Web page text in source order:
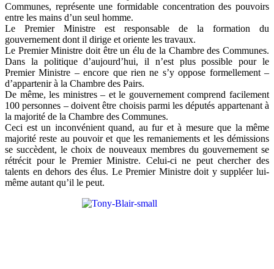
Communes, représente une formidable concentration des pouvoirs
entre les mains d’un seul homme.
Le Premier Ministre est responsable de la formation du
gouvernement dont il dirige et oriente les travaux.
Le Premier Ministre doit être un élu de la Chambre des Communes.
Dans la politique d’aujourd’hui, il n’est plus possible pour le
Premier Ministre – encore que rien ne s’y oppose formellement –
d’appartenir à la Chambre des Pairs.
De même, les ministres – et le gouvernement comprend facilement
100 personnes – doivent être choisis parmi les députés appartenant à
la majorité de la Chambre des Communes.
Ceci est un inconvénient quand, au fur et à mesure que la même
majorité reste au pouvoir et que les remaniements et les démissions
se succèdent, le choix de nouveaux membres du gouvernement se
rétrécit pour le Premier Ministre. Celui-ci ne peut chercher des
talents en dehors des élus. Le Premier Ministre doit y suppléer lui-
même autant qu’il le peut.